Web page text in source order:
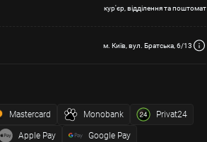
кур'єр, відділення та поштомат
м. Київ, вул. Братська, 6/13
Mastercard Monobank Privat24
Apple Pay Google Pay